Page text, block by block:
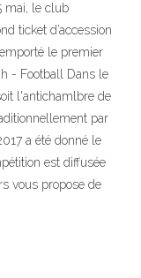
mai, le club
ticket d’accession
le premier
- Football Dans le
l'antichamlbre de
par
a été donné le
est diffusée
vous propose de